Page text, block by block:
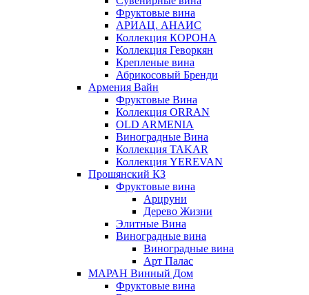
Фруктовые вина
АРИАЦ. АНАИС
Коллекция КОРОНА
Коллекция Геворкян
Крепленые вина
Абрикосовый Бренди
Армения Вайн
Фруктовые Вина
Коллекция ORRAN
OLD ARMENIA
Виноградные Вина
Коллекция TAKAR
Коллекция YEREVAN
Прошянский КЗ
Фруктовые вина
Арцруни
Дерево Жизни
Элитные Вина
Виноградные вина
Виноградные вина
Арт Палас
МАРАН Винный Дом
Фруктовые вина